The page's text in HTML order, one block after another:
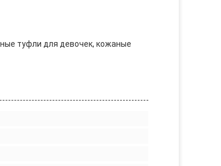
туфли для девочек, кожаные